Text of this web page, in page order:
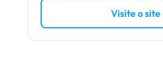
Visite o site